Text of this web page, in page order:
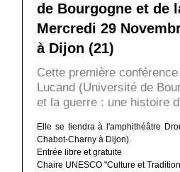
de Bourgogne et de
Mercredi 29
à Dijon (21)
Cette première
Lucand (Université de
et la guerre : une histoire
Elle se tiendra à l'amphithéâtre
Chabot-Charny à Dijon).
Entrée libre et gratuite
Chaire UNESCO "Culture et